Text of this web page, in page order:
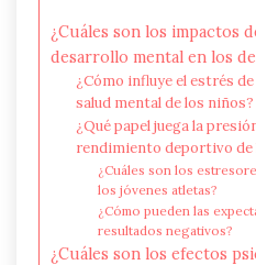
¿Cuáles son los impactos
desarrollo mental en los
¿Cómo influye el estrés
salud mental de los niños?
¿Qué papel juega la
rendimiento deportivo de
¿Cuáles son los
los jóvenes atletas?
¿Cómo pueden las
resultados negativos?
¿Cuáles son los efectos